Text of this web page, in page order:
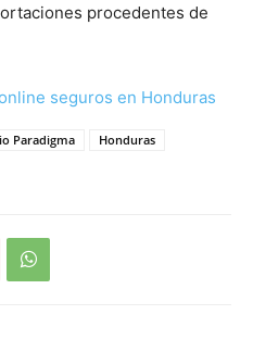
procedentes de
seguros en Honduras
Paradigma
Honduras